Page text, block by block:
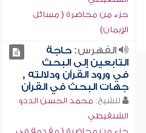
جزء من محاضرة ( مسائل
الإيمان)
الفهرس:حاجة
التابعين إلى البحث
في ورود القرآن ودلالته ,
جهات البحث في القرآن
للشيخ: محمد الحسن الددو
الشنقيطي
جزء من محاضرة ( مقدمة في